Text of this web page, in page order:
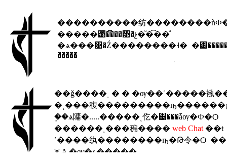
����������纺
�����͹�͡���͹�չ�ͧ�͡��ͧ
�ѧ���͹�Ź��������˧�
�����
��ǧ����ͺ � � �ѹ��˹�����褹
�ͺ���稪
�֧�ѧ䧡�.....�����ͺ仡�͹���ǡѹ�Ф�Ѻ
������ͺ���稨���� web Chat ��ŧ
˹����纨��������ҧ�Թ令�Ѻ
⪤ A �ѹ�ء�����